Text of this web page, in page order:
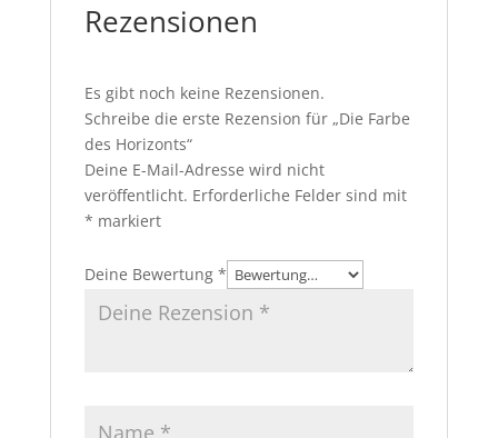
Rezensionen
Es gibt noch keine Rezensionen.
Schreibe die erste Rezension für „Die Farbe
des Horizonts“
Deine E-Mail-Adresse wird nicht
veröffentlicht. Erforderliche Felder sind mit
* markiert
Deine Bewertung *